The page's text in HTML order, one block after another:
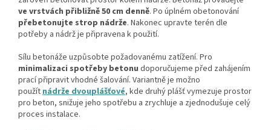
ve vrstvách přibližně 50 cm denně. Po úplném obetonování
přebetonujte strop nádrže. Nakonec upravte terén dle
potřeby a nádrž je připravena k použití.
Sílu betonáže uzpůsobte požadovanému zatížení. Pro
minimalizaci spotřeby betonu doporučujeme před zahájením
prací připravit vhodné šalování. Variantně je možno
použít nádrže dvouplášťové, kde druhý plášť vymezuje prostor
pro beton, snižuje jeho spotřebu a zrychluje a zjednodušuje celý
proces instalace.